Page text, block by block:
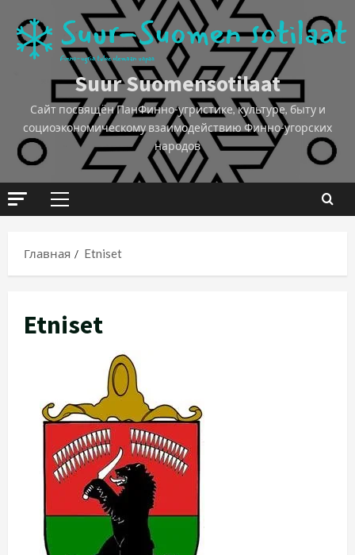
Suur Suomensotilaat
Сайт посвящён ПанФинно-угристике, культуре, быту и
социоэкономическому взаимодействию Финно-угорских
народов
Главная Etniset
Etniset